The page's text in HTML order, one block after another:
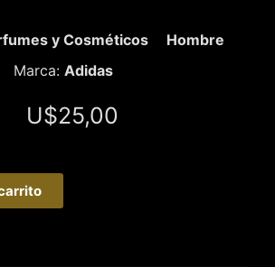
y Cosméticos
Hombre
Marca: Adidas
U$25,00